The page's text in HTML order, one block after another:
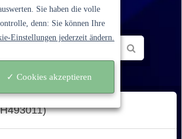
Sie haben die volle
denn: Sie können Ihre
Einstellungen jederzeit ändern.
✓ Cookies akzeptieren